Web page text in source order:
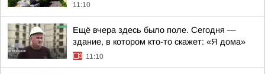
11:10
Ещё вчера здесь было поле. Сегодня —
здание, в котором кто-то скажет: «Я дома»
11:10